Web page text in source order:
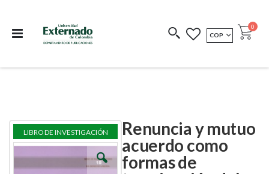
COEDICIONES REDIMIR CÓDIGO
MONEDA
COP Cart
0
Renuncia y mutuo
acuerdo como
formas de
Skip
the
end
of
Skip
the
beginning
of
LIBRO DE INVESTIGACIÓN